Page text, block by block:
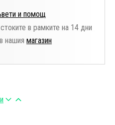
и помощ
в рамките на 14 дни
нашия магазин